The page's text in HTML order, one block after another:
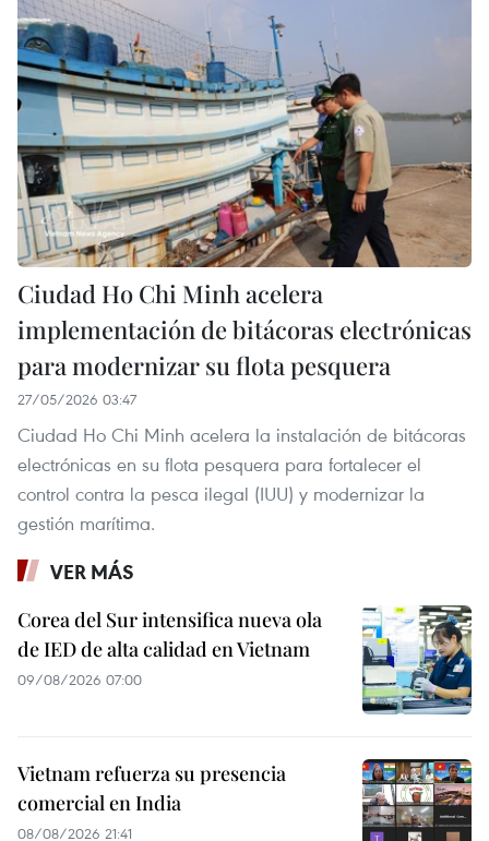
Ciudad Ho Chi Minh acelera
implementación de bitácoras electrónicas
para modernizar su flota pesquera
27/05/2026 03:47
Ciudad Ho Chi Minh acelera la instalación de bitácoras
electrónicas en su flota pesquera para fortalecer el
control contra la pesca ilegal (IUU) y modernizar la
gestión marítima.
VER MÁS
Corea del Sur intensifica nueva ola
de IED de alta calidad en Vietnam
09/08/2026 07:00
Vietnam refuerza su presencia
comercial en India
08/08/2026 21:41